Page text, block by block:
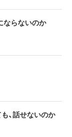
ならないのか
も、話せないのか